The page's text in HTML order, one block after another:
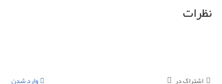
نظرات
اشتراک در وارد شدن